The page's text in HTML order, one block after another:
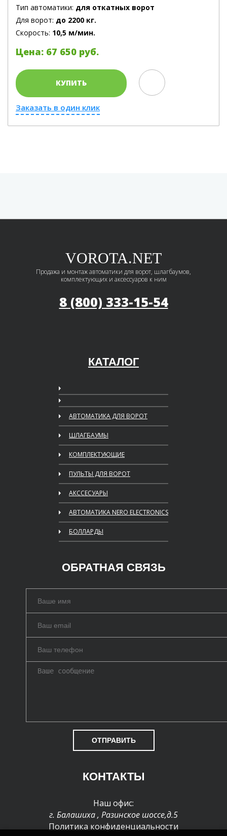
Тип автоматики: для откатных ворот
Для ворот: до 2200 кг.
Скорость: 10,5 м/мин.
Цена: 67 650 руб.
КУПИТЬ
Заказать в один клик
VOROTA.NET
Продажа и монтаж автоматики для ворот, шлагбаумов,
комплектующих и аксессуаров к ним
8 (800) 333-15-54
КАТАЛОГ
АВТОМАТИКА ДЛЯ ВОРОТ
ШЛАГБАУМЫ
КОМПЛЕКТУЮЩИЕ
ПУЛЬТЫ ДЛЯ ВОРОТ
АКССЕСУАРЫ
АВТОМАТИКА NERO ELECTRONICS
БОЛЛАРДЫ
ОБРАТНАЯ СВЯЗЬ
ОТПРАВИТЬ
КОНТАКТЫ
Наш офис:
г. Балашиха, Разинское шоссе,д.5
Политика конфиденциальности